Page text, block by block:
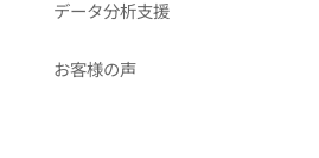
データ分析支援
お客様の声